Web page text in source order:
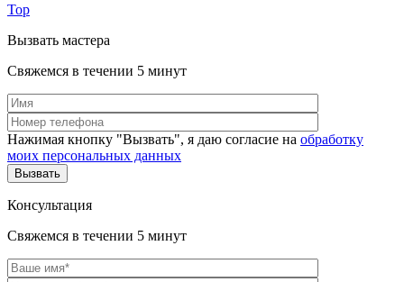
Top
Вызвать мастера
Свяжемся в течении 5 минут
Нажимая кнопку "Вызвать", я даю согласие на обработку
моих персональных данных
Консультация
Свяжемся в течении 5 минут